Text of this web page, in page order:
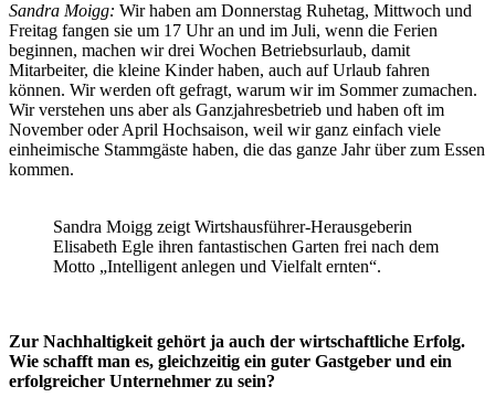
Sandra Moigg: Wir haben am Donnerstag Ruhetag, Mittwoch und
Freitag fangen sie um 17 Uhr an und im Juli, wenn die Ferien
beginnen, machen wir drei Wochen Betriebsurlaub, damit
Mitarbeiter, die kleine Kinder haben, auch auf Urlaub fahren
können. Wir werden oft gefragt, warum wir im Sommer zumachen.
Wir verstehen uns aber als Ganzjahresbetrieb und haben oft im
November oder April Hochsaison, weil wir ganz einfach viele
einheimische Stammgäste haben, die das ganze Jahr über zum Essen
kommen.
Sandra Moigg zeigt Wirtshausführer-Herausgeberin
Elisabeth Egle ihren fantastischen Garten frei nach dem
Motto „Intelligent anlegen und Vielfalt ernten“.
Zur Nachhaltigkeit gehört ja auch der wirtschaftliche Erfolg.
Wie schafft man es, gleichzeitig ein guter Gastgeber und ein
erfolgreicher Unternehmer zu sein?